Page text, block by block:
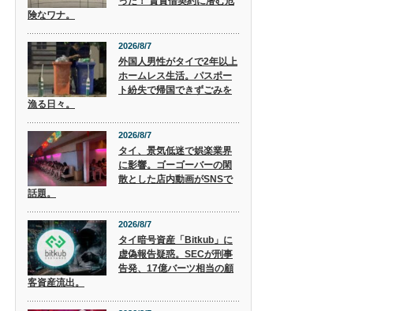
険なワナ。
2026/8/7
外国人男性がタイで2年以上
ホームレス生活。パスポー
ト紛失で帰国できずごみを
漁る日々。
2026/8/7
タイ、景気低迷で娯楽業界
に影響。ゴーゴーバーの閑
散とした店内動画がSNSで
話題。
2026/8/7
タイ暗号資産「Bitkub」に
虚偽報告疑惑。SECが刑事
告発、17億バーツ相当の顧
客資産流出。